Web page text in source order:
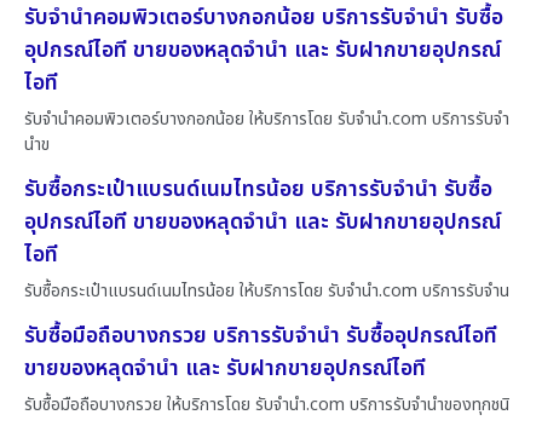
รับจำนำคอมพิวเตอร์บางกอกน้อย บริการรับจำนำ รับซื้อ
อุปกรณ์ไอที ขายของหลุดจำนำ และ รับฝากขายอุปกรณ์
ไอที
รับจำนำคอมพิวเตอร์บางกอกน้อย ให้บริการโดย รับจํานํา.com บริการรับจำ
นำข
รับซื้อกระเป๋าแบรนด์เนมไทรน้อย บริการรับจำนำ รับซื้อ
อุปกรณ์ไอที ขายของหลุดจำนำ และ รับฝากขายอุปกรณ์
ไอที
รับซื้อกระเป๋าแบรนด์เนมไทรน้อย ให้บริการโดย รับจํานํา.com บริการรับจำน
รับซื้อมือถือบางกรวย บริการรับจำนำ รับซื้ออุปกรณ์ไอที
ขายของหลุดจำนำ และ รับฝากขายอุปกรณ์ไอที
รับซื้อมือถือบางกรวย ให้บริการโดย รับจํานํา.com บริการรับจำนำของทุกชนิ